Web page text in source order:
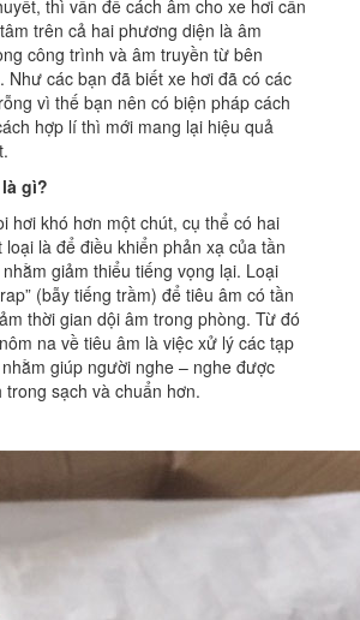
thì vấn đề cách âm cho xe hơi cần
trên cả hai phương diện là âm
công trình và âm truyền từ bên
Như các bạn đã biết xe hơi đã có các
vì thế bạn nên có biện pháp cách
hợp lí thì mới mang lại hiệu quả
gì?
hơi khó hơn một chút, cụ thể có hai
loại là để điều khiển phản xạ của tần
giảm thiểu tiếng vọng lại. Loại
(bẫy tiếng trầm) để tiêu âm có tần
thời gian dội âm trong phòng. Từ đó
na về tiêu âm là việc xử lý các tạp
giúp người nghe – nghe được
sạch và chuẩn hơn.